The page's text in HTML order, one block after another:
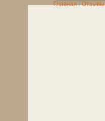
Главная/Отзывы